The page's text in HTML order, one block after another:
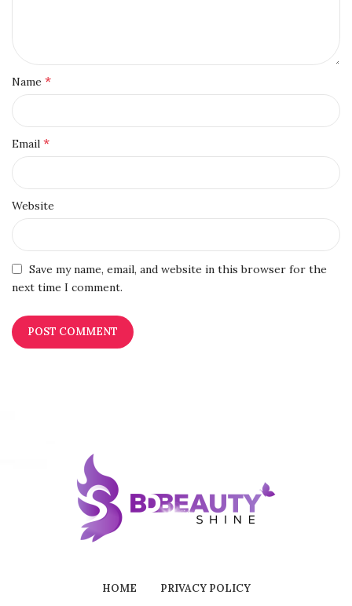
Name *
Email *
Website
Save my name, email, and website in this browser for the
next time I comment.
HOME PRIVACY POLICY